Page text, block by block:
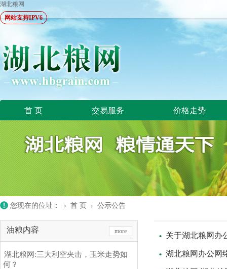
湖北粮网
网站支持IPV6
首 页 交易服务 价格走势
您现在的位址： › 首 页 › 公示公告
油粮内容 more
湖北粮网:三大利空夹击，玉米走势如
何？
关于湖北粮网办
湖北粮网办公网